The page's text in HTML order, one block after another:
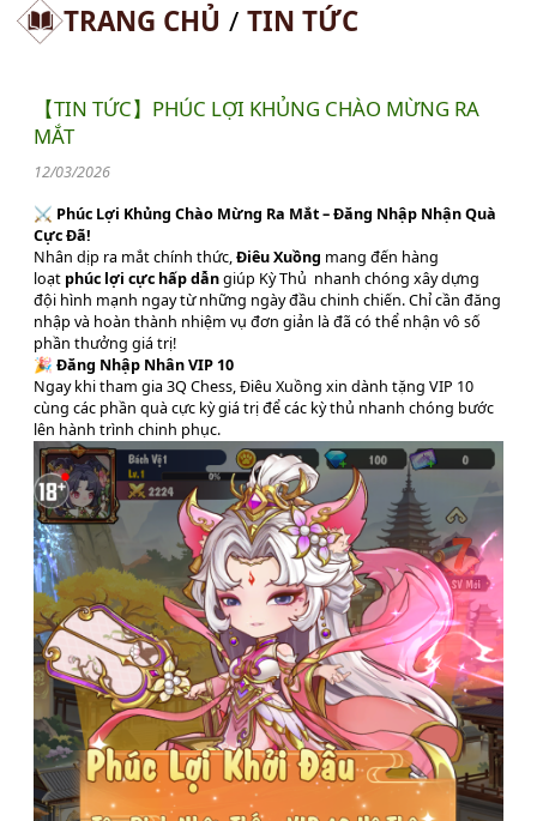
TRANG CHỦ / TIN TỨC
【TIN TỨC】PHÚC LỢI KHỦNG CHÀO MỪNG RA
MẮT
12/03/2026
⚔️ Phúc Lợi Khủng Chào Mừng Ra Mắt – Đăng Nhập Nhận Quà
Cực Đã!
Nhân dịp ra mắt chính thức,Điêu Xuồng mang đến hàng
loạt phúc lợi cực hấp dẫngiúp Kỳ Thủ nhanh chóng xây dựng
đội hình mạnh ngay từ những ngày đầu chinh chiến. Chỉ cần đăng
nhập và hoàn thành nhiệm vụ đơn giản là đã có thể nhận vô số
phần thưởng giá trị!
🎉 Đăng Nhập Nhân VIP 10
Ngay khi tham gia 3Q Chess, Điêu Xuồng xin dành tặng VIP 10
cùng các phần quà cực kỳ giá trị để các kỳ thủ nhanh chóng bước
lên hành trình chinh phục.